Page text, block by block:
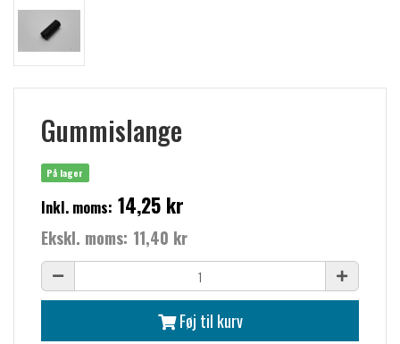
Gummislange
På lager
Inkl. moms: 14,25 kr
Ekskl. moms: 11,40 kr
Føj til kurv